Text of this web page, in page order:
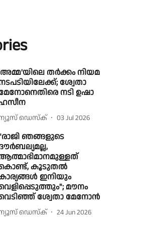
തർക്കം നിയമ
ശ്വേതാ
നടി ഉഷാ
ഡെസ്ക് 03 Jul 2026
ഞങ്ങളുടെ
കൂടുതല്‍
ഇനിയും
മൗനം
ശ്വേതാ മേനോൻ
ഡെസ്ക് 24 Jun 2026